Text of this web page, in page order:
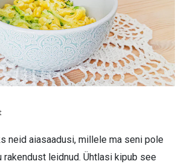
neid aiasaadusi, millele ma seni pole
rakendust leidnud. Ühtlasi kipub see